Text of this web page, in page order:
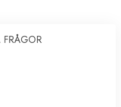
FRÅGOR